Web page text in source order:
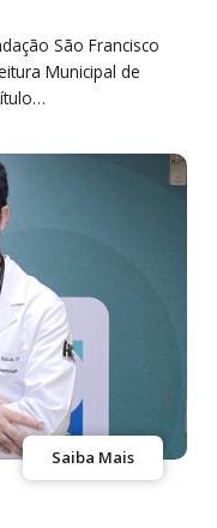
São Francisco
Municipal de
Saiba Mais